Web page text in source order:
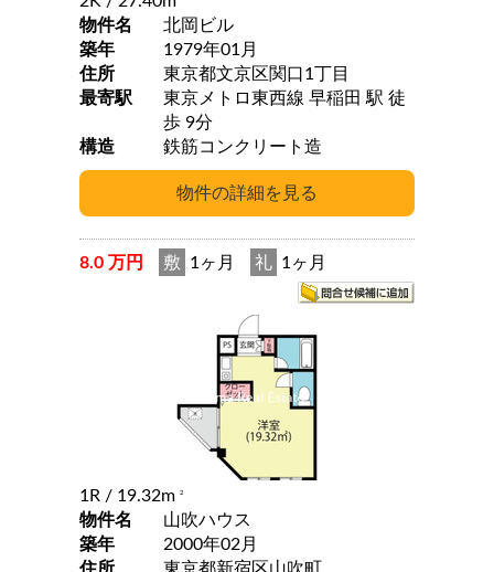
物件名
北岡ビル
築年
1979年01月
住所
東京都文京区関口1丁目
最寄駅
東京メトロ東西線 早稲田 駅 徒
歩 9分
構造
鉄筋コンクリート造
8.0 万円 敷 1ヶ月 礼 1ヶ月
1R / 19.32m 2
物件名
山吹ハウス
築年
2000年02月